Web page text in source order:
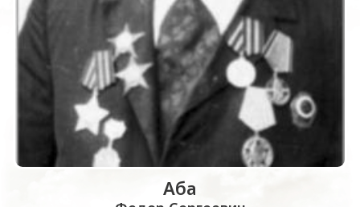
Аба